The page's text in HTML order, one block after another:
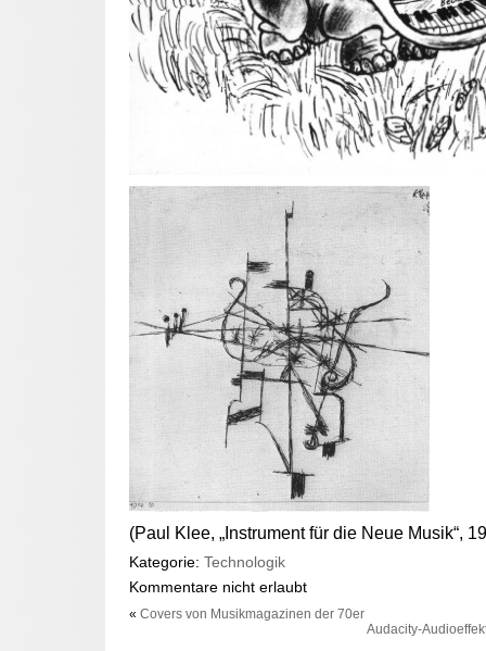
(Paul Klee, „Instrument für die Neue Musik“,
Kategorie: Technologik
Kommentare nicht erlaubt
« Covers von Musikmagazinen der 70er
Audacity-